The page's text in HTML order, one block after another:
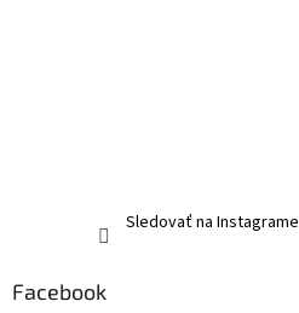
Sledovať na Instagrame
Facebook